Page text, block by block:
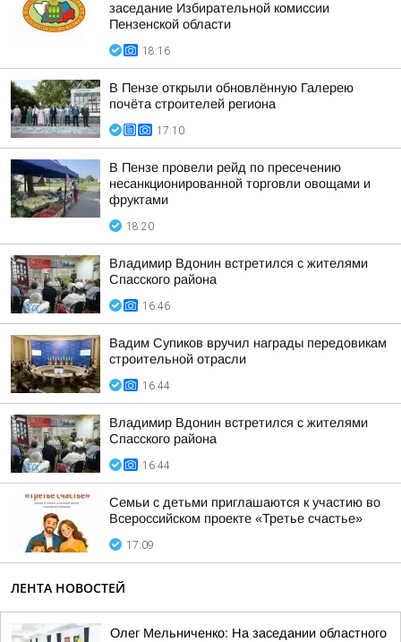
заседание Избирательной комиссии
Пензенской области
18:16
В Пензе открыли обновлённую Галерею
почёта строителей региона
17:10
В Пензе провели рейд по пресечению
несанкционированной торговли овощами и
фруктами
18:20
Владимир Вдонин встретился с жителями
Спасского района
16:46
Вадим Супиков вручил награды передовикам
строительной отрасли
16:44
Владимир Вдонин встретился с жителями
Спасского района
16:44
Семьи с детьми приглашаются к участию во
Всероссийском проекте «Третье счастье»
17:09
ЛЕНТА НОВОСТЕЙ
Олег Мельниченко: На заседании областного